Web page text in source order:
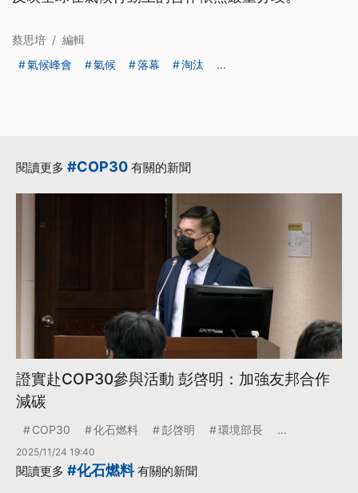
蔡思培 / 編輯
氣候峰會
氣候 落幕 淘汰 ...
閱讀更多 #COP30 有關的新聞
證實赴COP30參與活動 彭啓明：加強友邦合作
減碳
COP30 化石燃料 彭啓明 環境部長 ...
2025/11/24 19:40
閱讀更多 #化石燃料有關的新聞